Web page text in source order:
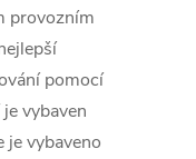
provozním
pomocí
vybaven
je vybaveno